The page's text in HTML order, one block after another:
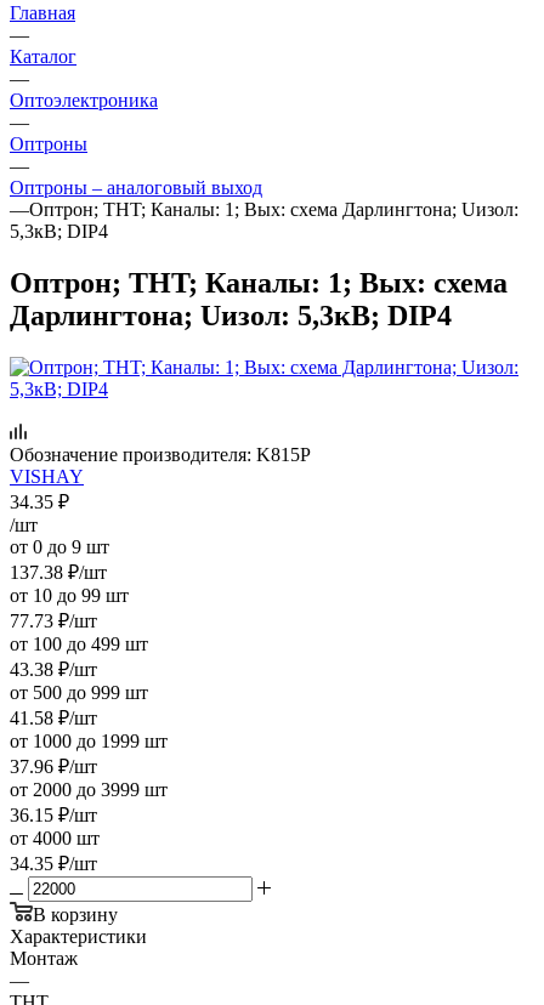
Главная
—
Каталог
—
Oптоэлектроника
—
Оптроны
—
Оптроны – аналоговый выход
—Оптрон; THT; Каналы: 1; Вых: схема Дарлингтона; Uизол:
5,3кВ; DIP4
Оптрон; THT; Каналы: 1; Вых: схема
Дарлингтона; Uизол: 5,3кВ; DIP4
Обозначение производителя: K815P
VISHAY
34.35 ₽
/шт
от 0 до 9 шт
137.38 ₽/шт
от 10 до 99 шт
77.73 ₽/шт
от 100 до 499 шт
43.38 ₽/шт
от 500 до 999 шт
41.58 ₽/шт
от 1000 до 1999 шт
37.96 ₽/шт
от 2000 до 3999 шт
36.15 ₽/шт
от 4000 шт
34.35 ₽/шт
В корзину
Характеристики
Монтаж
—